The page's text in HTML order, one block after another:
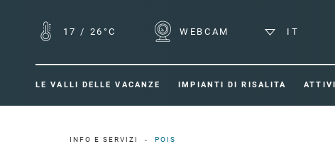
17 / 26°C WEBCAM IT
LE VALLI DELLE VACANZE IMPIANTI DI RISALITA
INFO E SERVIZI POIS